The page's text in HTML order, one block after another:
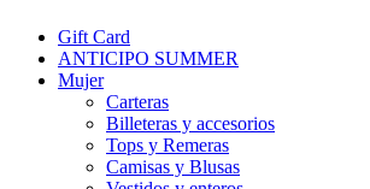
Gift Card
ANTICIPO SUMMER
Mujer
Carteras
Billeteras y accesorios
Tops y Remeras
Camisas y Blusas